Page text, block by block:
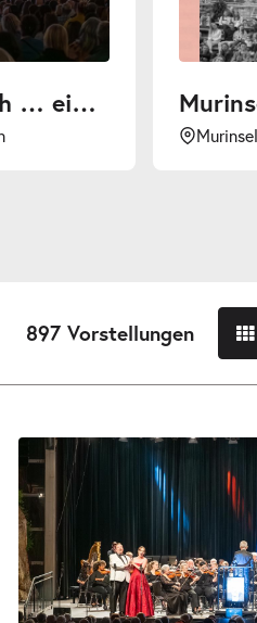
Murinsel Poetry
897 Vorstellungen